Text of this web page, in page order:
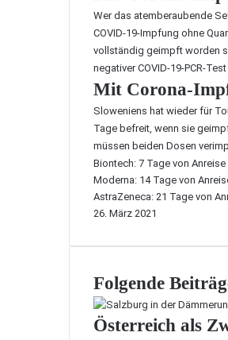
Wer das atemberaubende
COVID-19-Impfung ohne
vollständig geimpft worden
negativer COVID-19-PCR-
Mit Corona-
Sloweniens hat wieder für
Tage befreit, wenn sie
müssen beiden Dosen
Biontech: 7 Tage von Anreise
Moderna: 14 Tage von
AstraZeneca: 21 Tage von
26. März 2021
Folgende
Österreich als